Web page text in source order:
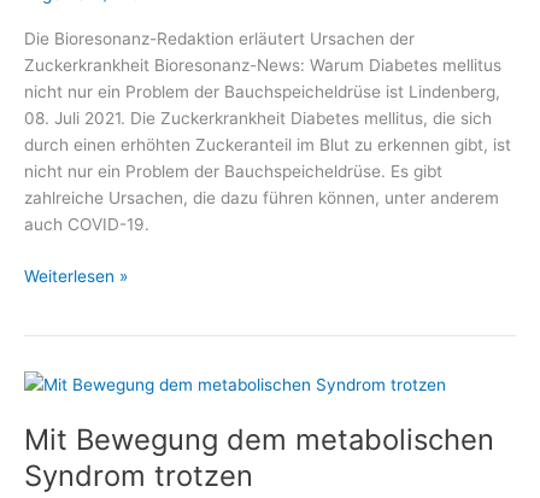
Die Bioresonanz-Redaktion erläutert Ursachen der
Zuckerkrankheit Bioresonanz-News: Warum Diabetes mellitus
nicht nur ein Problem der Bauchspeicheldrüse ist Lindenberg,
08. Juli 2021. Die Zuckerkrankheit Diabetes mellitus, die sich
durch einen erhöhten Zuckeranteil im Blut zu erkennen gibt, ist
nicht nur ein Problem der Bauchspeicheldrüse. Es gibt
zahlreiche Ursachen, die dazu führen können, unter anderem
auch COVID-19.
Warum
nur
Problem
der
Bauchspeicheldrüse
Weiterlesen »
Mit Bewegung dem metabolischen
Syndrom trotzen